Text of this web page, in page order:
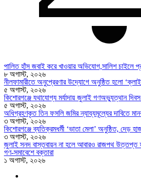
পালিত হাঁস জবাই করে খাওয়ার অভিযোগ,সালিশ চাইলে
৮ অগাস্ট, ২০২৬
নীলফামারীতে অনুপ্রেরণার উদ্যোগে অনুষ্ঠিত হলো
৫ অগাস্ট, ২০২৬
কিশোরগঞ্জে যথাযোগ্য মর্যাদায় জুলাই গণঅভ্যুত্থান
৫ অগাস্ট, ২০২৬
অধিগ্রহণকৃত তিন ফসলি জমির ন্যায্যমূল্যের দাবিতে
৩ অগাস্ট, ২০২৬
কিশোরগঞ্জে ব্যতিক্রমধর্মী ‘ভাতা মেলা’ অনুষ্ঠিত, দেড়
৩ অগাস্ট, ২০২৬
জুলাই সনদ বাস্তবায়ন না হলে আবারও রাজপথ উত্তপ্ত
গণ-সমাবেশে বক্তারা
১ অগাস্ট, ২০২৬